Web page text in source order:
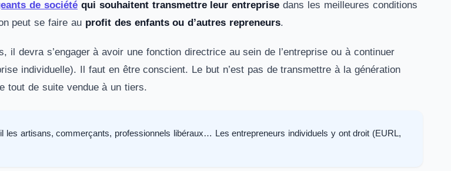
de sociétéqui souhaitent transmettre leur entreprise dans les meilleures conditions
peut se faire au profit des enfants ou d’autres repreneurs.
il devra s’engager à avoir une fonction directrice au sein de l’entreprise ou à continuer
individuelle). Il faut en être conscient. Le but n’est pas de transmettre à la génération
tout de suite vendue à un tiers.
les artisans, commerçants, professionnels libéraux… Les entrepreneurs individuels y ont droit (EURL,